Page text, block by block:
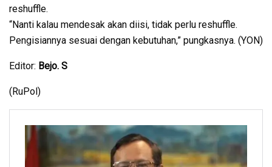
reshuffle.
“Nanti kalau mendesak akan diisi, tidak perlu reshuffle.
Pengisiannya sesuai dengan kebutuhan,” pungkasnya. (YON)
Editor: Bejo. S
(RuPol)